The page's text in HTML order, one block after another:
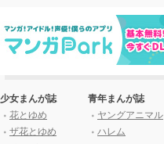
少女まんが誌
花とゆめ
ザ花とゆめ
青年まんが誌
ヤングアニマル
ハレム